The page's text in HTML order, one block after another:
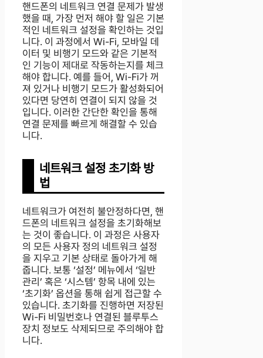
핸드폰의 네트워크 연결 문제가 발생
했을 때, 가장 먼저 해야 할 일은 기본
적인 네트워크 설정을 확인하는 것입
니다. 이 과정에서 Wi-Fi, 모바일 데
이터 및 비행기 모드와 같은 기본적
인 기능이 제대로 작동하는지를 체크
해야 합니다. 예를 들어, Wi-Fi가 꺼
져 있거나 비행기 모드가 활성화되어
있다면 당연히 연결이 되지 않을 것
입니다. 이러한 간단한 확인을 통해
연결 문제를 빠르게 해결할 수 있습
니다.
네트워크 설정 초기화 방
법
네트워크가 여전히 불안정하다면, 핸
드폰의 네트워크 설정을 초기화해보
는 것이 좋습니다. 이 과정은 사용자
의 모든 사용자 정의 네트워크 설정
을 지우고 기본 상태로 돌아가게 해
줍니다. 보통 ‘설정’ 메뉴에서 ‘일반
관리’ 혹은 ‘시스템’ 항목 내에 있는
‘초기화’ 옵션을 통해 쉽게 접근할 수
있습니다. 초기화를 진행하면 저장된
Wi-Fi 비밀번호나 연결된 블루투스
장치 정보도 삭제되므로 주의해야 합
니다.